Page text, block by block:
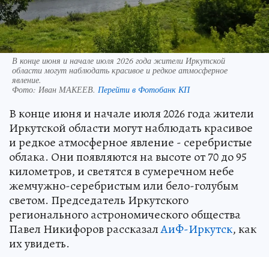
В конце июня и начале июля 2026 года жители Иркутской
области могут наблюдать красивое и редкое атмосферное
явление.
Фото: Иван МАКЕЕВ. Перейти в Фотобанк КП
В конце июня и начале июля 2026 года жители
Иркутской области могут наблюдать красивое
и редкое атмосферное явление - серебристые
облака. Они появляются на высоте от 70 до 95
километров, и светятся в сумеречном небе
жемчужно-серебристым или бело-голубым
светом. Председатель Иркутского
регионального астрономического общества
Павел Никифоров рассказалАиФ-Иркутск, как
их увидеть.